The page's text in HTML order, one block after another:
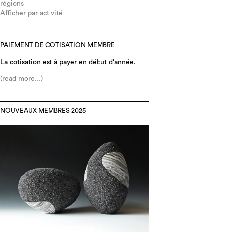
régions
Afficher par activité
PAIEMENT DE COTISATION MEMBRE
La cotisation est à payer en début d'année.
(read more...)
NOUVEAUX MEMBRES 2025